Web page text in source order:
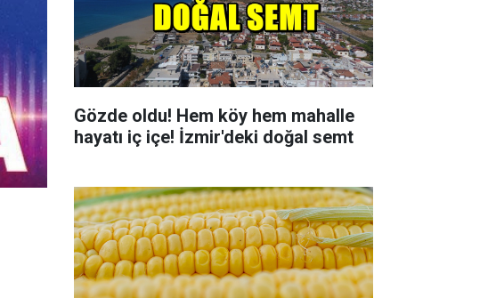
Gözde oldu! Hem köy hem mahalle
hayatı iç içe! İzmir'deki doğal semt